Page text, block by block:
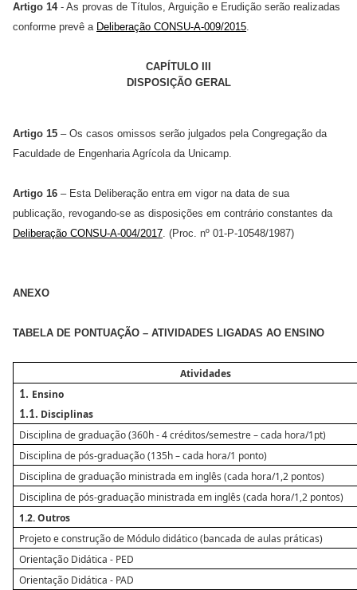
Artigo 14- As provas de Títulos, Arguição e Erudição serão realizadas
conforme prevê a Deliberação CONSU-A-009/2015.
CAPÍTULO III
DISPOSIÇÃO GERAL
Artigo 15 – Os casos omissos serão julgados pela Congregação da
Faculdade de Engenharia Agrícola da Unicamp.
Artigo 16 – Esta Deliberação entra em vigor na data de sua
publicação, revogando-se as disposições em contrário constantes da
Deliberação CONSU-A-004/2017. (Proc. nº 01-P-10548/1987)
ANEXO
TABELA DE PONTUAÇÃO – ATIVIDADES LIGADAS AO ENSINO
Atividades
1. Ensino
1.1. Disciplinas
Disciplina de graduação (360h - 4 créditos/semestre – cada hora/1pt)
Disciplina de pós-graduação (135h – cada hora/1 ponto)
Disciplina de graduação ministrada em inglês (cada hora/1,2 pontos)
Disciplina de pós-graduação ministrada em inglês (cada hora/1,2 pontos)
1.2. Outros
Projeto e construção de Módulo didático (bancada de aulas práticas)
Orientação Didática - PED
Orientação Didática - PAD